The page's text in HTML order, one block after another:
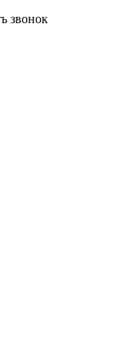
звонок